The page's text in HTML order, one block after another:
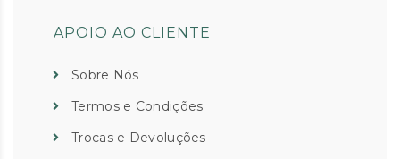
APOIO AO CLIENTE
Sobre Nós
Termos e Condições
Trocas e Devoluções